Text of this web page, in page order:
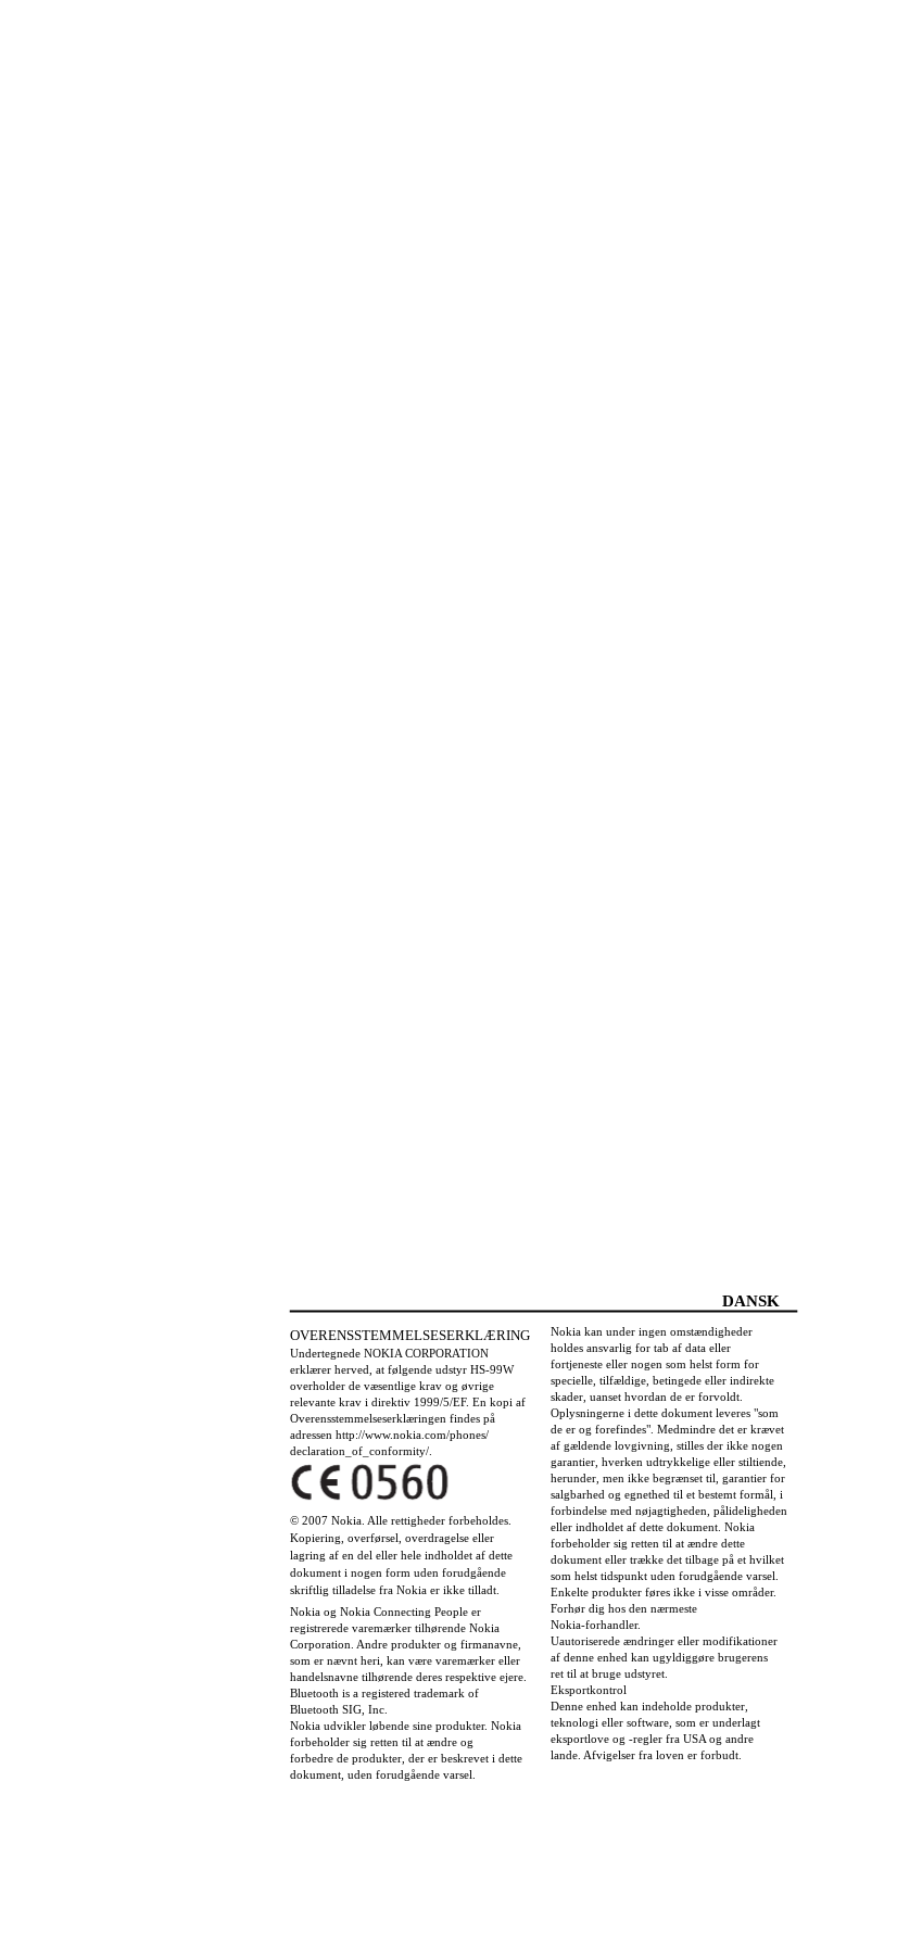
DANSK
OVERENSSTEMMELSESERKLÆRING
Undertegnede NOKIA CORPORATION
erklærer herved, at følgende udstyr HS-99W
overholder de væsentlige krav og øvrige
relevante krav i direktiv 1999/5/EF. En kopi af
Overensstemmelseserklæringen findes på
adressen http://www.nokia.com/phones/
declaration_of_conformity/.
© 2007 Nokia. Alle rettigheder forbeholdes.
Kopiering, overførsel, overdragelse eller
lagring af en del eller hele indholdet af dette
dokument i nogen form uden forudgående
skriftlig tilladelse fra Nokia er ikke tilladt.
Nokia og Nokia Connecting People er
registrerede varemærker tilhørende Nokia
Corporation. Andre produkter og firmanavne,
som er nævnt heri, kan være varemærker eller
handelsnavne tilhørende deres respektive ejere.
Bluetooth is a registered trademark of
Bluetooth SIG, Inc.
Nokia udvikler løbende sine produkter. Nokia
forbeholder sig retten til at ændre og
forbedre de produkter, der er beskrevet i dette
dokument, uden forudgående varsel.
Nokia kan under ingen omstændigheder
holdes ansvarlig for tab af data eller
fortjeneste eller nogen som helst form for
specielle, tilfældige, betingede eller indirekte
skader, uanset hvordan de er forvoldt.
Oplysningerne i dette dokument leveres "som
de er og forefindes". Medmindre det er krævet
af gældende lovgivning, stilles der ikke nogen
garantier, hverken udtrykkelige eller stiltiende,
herunder, men ikke begrænset til, garantier for
salgbarhed og egnethed til et bestemt formål, i
forbindelse med nøjagtigheden, pålideligheden
eller indholdet af dette dokument. Nokia
forbeholder sig retten til at ændre dette
dokument eller trække det tilbage på et hvilket
som helst tidspunkt uden forudgående varsel.
Enkelte produkter føres ikke i visse områder.
Forhør dig hos den nærmeste
Nokia-forhandler.
Uautoriserede ændringer eller modifikationer
af denne enhed kan ugyldiggøre brugerens
ret til at bruge udstyret.
Eksportkontrol
Denne enhed kan indeholde produkter,
teknologi eller software, som er underlagt
eksportlove og -regler fra USA og andre
lande. Afvigelser fra loven er forbudt.